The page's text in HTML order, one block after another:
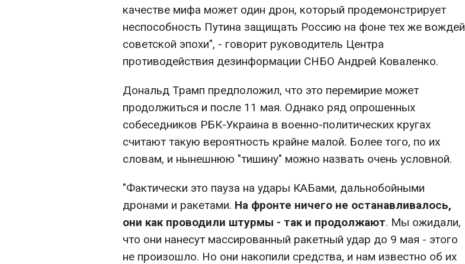
качестве мифа может один дрон, который продемонстрирует
неспособность Путина защищать Россию на фоне тех же вождей
советской эпохи", - говорит руководитель Центра
противодействия дезинформации СНБО Андрей Коваленко.
Дональд Трамп предположил, что это перемирие может
продолжиться и после 11 мая. Однако ряд опрошенных
собеседников РБК-Украина в военно-политических кругах
считают такую вероятность крайне малой. Более того, по их
словам, и нынешнюю "тишину" можно назвать очень условной.
"Фактически это пауза на удары КАБами, дальнобойными
дронами и ракетами. На фронте ничего не останавливалось,
они как проводили штурмы - так и продолжают. Мы ожидали,
что они нанесут массированный ракетный удар до 9 мая - этого
не произошло. Но они накопили средства, и нам известно об их